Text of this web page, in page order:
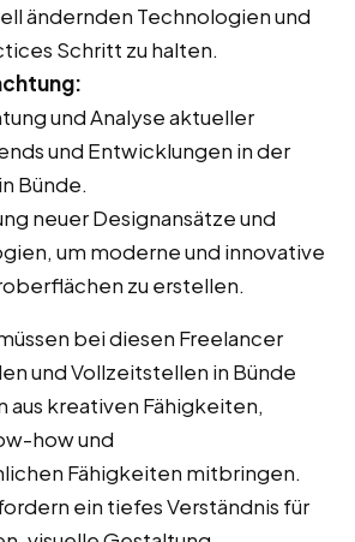
ändernden Technologien und
Schritt zu halten.
und Analyse aktueller
und Entwicklungen in der
Bünde.
neuer Designansätze und
um moderne und innovative
zu erstellen.
bei diesen Freelancer
und Vollzeitstellen in Bünde
aus kreativen Fähigkeiten,
how und
Fähigkeiten mitbringen.
ein tiefes Verständnis für